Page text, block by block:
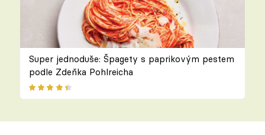
Super jednoduše: Špagety s paprikovým pestem
podle Zdeňka Pohlreicha